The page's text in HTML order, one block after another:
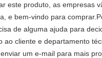
este produto, as empresas
e bem-vindo para
de alguma ajuda para
ao cliente e departamento
um e-mail para mais